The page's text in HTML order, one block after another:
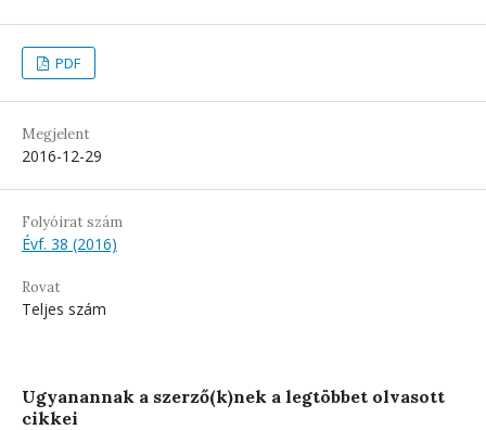
PDF
Megjelent
2016-12-29
Folyóirat szám
Évf. 38 (2016)
Rovat
Teljes szám
Ugyanannak a szerző(k)nek a legtöbbet olvasott
cikkei